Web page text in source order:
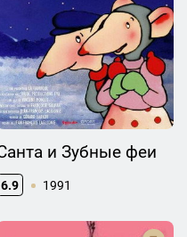
и Зубные феи
6.9 1991